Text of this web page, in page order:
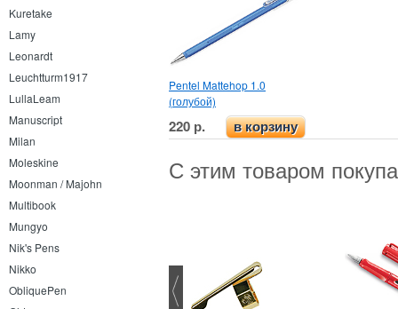
Kuretake
Lamy
Leonardt
Leuchtturm1917
LullaLeam
Manuscript
Milan
Moleskine
Moonman / Majohn
Multibook
Mungyo
Nik's Pens
Nikko
ObliquePen
Pentel Mattehop 1.0
(голубой)
220 р. в корзину
С этим товаром